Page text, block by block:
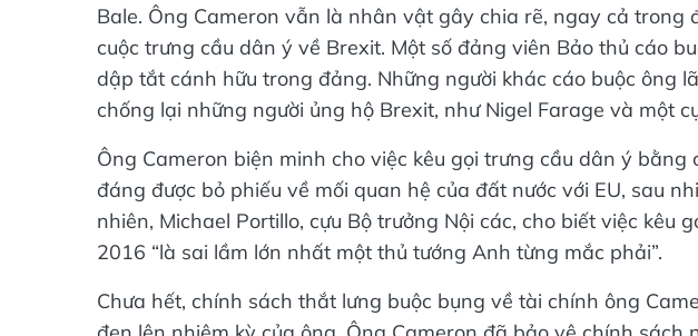
Bale. Ông Cameron vẫn là nhân vật gây chia rẽ, ngay cả trong
cuộc trưng cầu dân ý về Brexit. Một số đảng viên Bảo thủ cáo
dập tắt cánh hữu trong đảng. Những người khác cáo buộc ông
chống lại những người ủng hộ Brexit, như Nigel Farage và một
Ông Cameron biện minh cho việc kêu gọi trưng cầu dân ý
đáng được bỏ phiếu về mối quan hệ của đất nước với EU, sau
nhiên, Michael Portillo, cựu Bộ trưởng Nội các, cho biết việc kêu
2016 “là sai lầm lớn nhất một thủ tướng Anh từng mắc phải”.
Chưa hết, chính sách thắt lưng buộc bụng về tài chính ông